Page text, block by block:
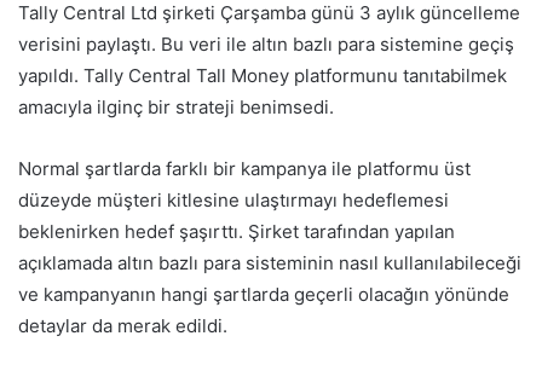
Tally Central Ltd şirketi Çarşamba günü 3 aylık güncelleme
verisini paylaştı. Bu veri ile altın bazlı para sistemine geçiş
yapıldı. Tally Central Tall Money platformunu tanıtabilmek
amacıyla ilginç bir strateji benimsedi.
Normal şartlarda farklı bir kampanya ile platformu üst
düzeyde müşteri kitlesine ulaştırmayı hedeflemesi
beklenirken hedef şaşırttı. Şirket tarafından yapılan
açıklamada altın bazlı para sisteminin nasıl kullanılabileceği
ve kampanyanın hangi şartlarda geçerli olacağın yönünde
detaylar da merak edildi.